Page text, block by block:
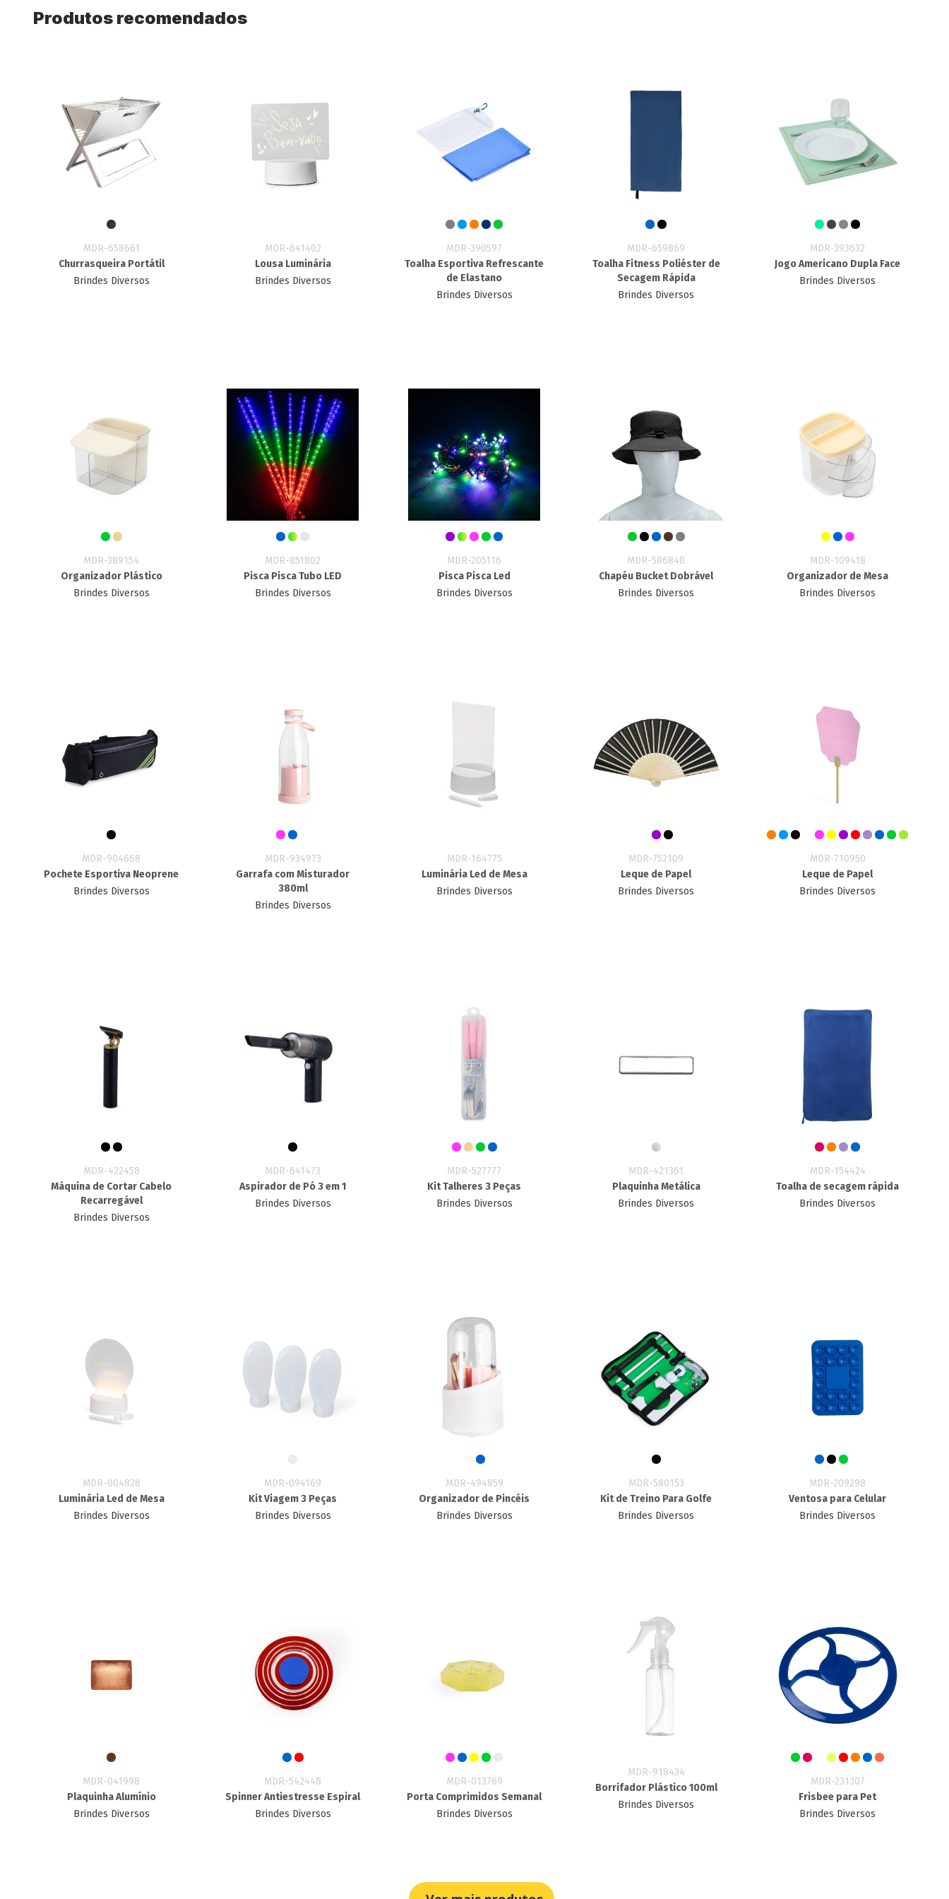
Produtos recomendados
MDR-658661
Churrasqueira Portátil
Brindes Diversos
MDR-641402
Lousa Luminária
Brindes Diversos
MDR-390597
Toalha Esportiva Refrescante
de Elastano
Brindes Diversos
MDR-659869
Toalha Fitness Poliéster de
Secagem Rápida
Brindes Diversos
MDR-393632
Jogo Americano Dupla Face
Brindes Diversos
MDR-389154
Organizador Plástico
Brindes Diversos
MDR-851802
Pisca Pisca Tubo LED
Brindes Diversos
MDR-205116
Pisca Pisca Led
Brindes Diversos
MDR-586848
Chapéu Bucket Dobrável
Brindes Diversos
MDR-109418
Organizador de Mesa
Brindes Diversos
MDR-904668
Pochete Esportiva Neoprene
Brindes Diversos
MDR-934973
Garrafa com Misturador
380ml
Brindes Diversos
MDR-164775
Luminária Led de Mesa
Brindes Diversos
MDR-752109
Leque de Papel
Brindes Diversos
MDR-710950
Leque de Papel
Brindes Diversos
MDR-422458
Máquina de Cortar Cabelo
Recarregável
Brindes Diversos
MDR-641473
Aspirador de Pó 3 em 1
Brindes Diversos
MDR-527777
Kit Talheres 3 Peças
Brindes Diversos
MDR-421361
Plaquinha Metálica
Brindes Diversos
MDR-154424
Toalha de secagem rápida
Brindes Diversos
MDR-004828
Luminária Led de Mesa
Brindes Diversos
MDR-094169
Kit Viagem 3 Peças
Brindes Diversos
MDR-494859
Organizador de Pincéis
Brindes Diversos
MDR-580153
Kit de Treino Para Golfe
Brindes Diversos
MDR-209298
Ventosa para Celular
Brindes Diversos
MDR-041998
Plaquinha Alumínio
Brindes Diversos
MDR-542448
Spinner Antiestresse Espiral
Brindes Diversos
MDR-013769
Porta Comprimidos Semanal
Brindes Diversos
MDR-918434
Borrifador Plástico 100ml
Brindes Diversos
MDR-231307
Frisbee para Pet
Brindes Diversos